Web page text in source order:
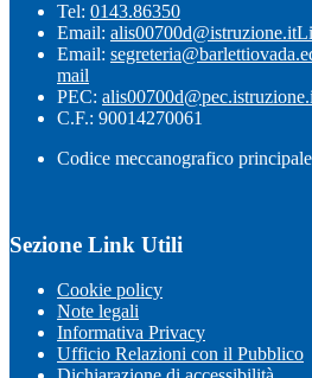
Tel: 0143.86350
Email: alis00700d@istruzione.it
Email:
mail
PEC:
C.F.: 90014270061
Codice meccanografico
Sezione Link Utili
Cookie policy
Note legali
Informativa Privacy
Ufficio Relazioni con il Pubblico